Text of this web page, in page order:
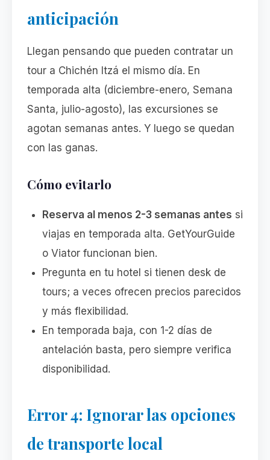
anticipación
Llegan pensando que pueden contratar un
tour a Chichén Itzá el mismo día. En
temporada alta (diciembre-enero, Semana
Santa, julio-agosto), las excursiones se
agotan semanas antes. Y luego se quedan
con las ganas.
Cómo evitarlo
Reserva al menos 2-3 semanas antes si
viajas en temporada alta. GetYourGuide
o Viator funcionan bien.
Pregunta en tu hotel si tienen desk de
tours; a veces ofrecen precios parecidos
y más flexibilidad.
En temporada baja, con 1-2 días de
antelación basta, pero siempre verifica
disponibilidad.
Error 4: Ignorar las opciones
de transporte local